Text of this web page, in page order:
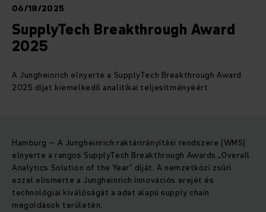
06/18/2025
SupplyTech Breakthrough Award
2025
A Jungheinrich elnyerte a SupplyTech Breakthrough Award
2025 díjat kiemelkedő analitikai teljesítményéért
Hamburg – A Jungheinrich raktárirányítási rendszere (WMS)
elnyerte a rangos SupplyTech Breakthrough Awards „Overall
Analytics Solution of the Year” díját. A nemzetközi zsűri
ezzel elismerte a Jungheinrich innovációs erejét és
technológiai kiválóságát a adat alapú supply chain
megoldások területén.